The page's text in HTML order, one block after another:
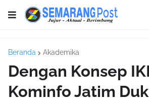
Beranda Akademika
Dengan Konsep
Kominfo Jatim